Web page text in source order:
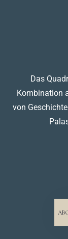
Das
Kombination
von